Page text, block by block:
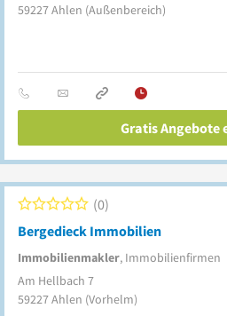
59227Ahlen (Außenbereich)
Gratis Angebote
Bergedieck Immobilien
Immobilienmakler, Immobilienfirmen
0
Am Hellbach 7
59227Ahlen (Vorhelm)